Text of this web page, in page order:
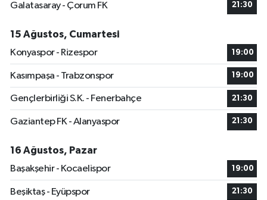
Galatasaray - Çorum FK
21:30
15 Ağustos, Cumartesi
Konyaspor - Rizespor
19:00
Kasımpaşa - Trabzonspor 19:00
Gençlerbirliği S.K. - Fenerbahçe 21:30
Gaziantep FK - Alanyaspor 21:30
16 Ağustos, Pazar
Başakşehir - Kocaelispor
19:00
Beşiktaş - Eyüpspor 21:30